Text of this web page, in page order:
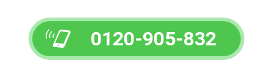
0120-905-832